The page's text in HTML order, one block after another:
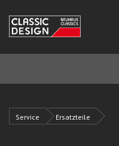
Service Ersatzteile